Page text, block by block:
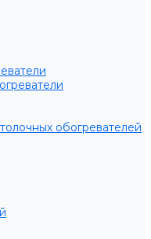
обогревателей